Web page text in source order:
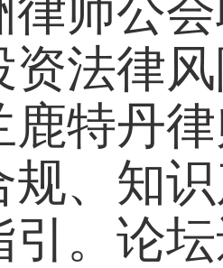
律师公
资法律
鹿特丹
规、知
引。论